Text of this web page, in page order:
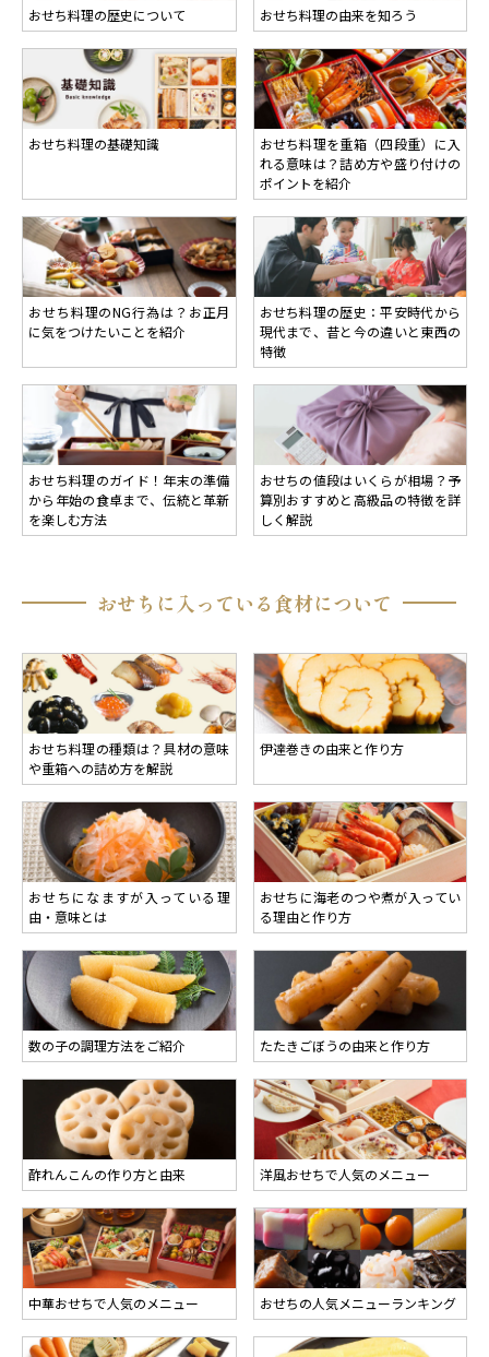
おせち料理の歴史について おせち料理の由来を知ろう
おせち料理の基礎知識
おせち料理を重箱（四段重）に入
れる意味は？詰め方や盛り付けの
ポイントを紹介
おせち料理のNG行為は？お正月
に気をつけたいことを紹介
おせち料理の歴史：平安時代から
現代まで、昔と今の違いと東西の
特徴
おせち料理のガイド！年末の準備
から年始の食卓まで、伝統と革新
を楽しむ方法
おせちの値段はいくらが相場？予
算別おすすめと高級品の特徴を詳
しく解説
おせちに入っている食材について
おせち料理の種類は？具材の意味
や重箱への詰め方を解説
伊達巻きの由来と作り方
おせちになますが入っている理
由・意味とは
おせちに海老のつや煮が入ってい
る理由と作り方
数の子の調理方法をご紹介 たたきごぼうの由来と作り方
酢れんこんの作り方と由来 洋風おせちで人気のメニュー
中華おせちで人気のメニュー おせちの人気メニューランキング